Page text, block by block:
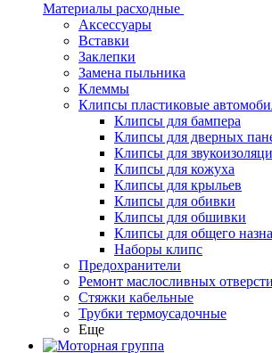
Материалы расходные
Аксессуары
Вставки
Заклепки
Замена пыльника
Клеммы
Клипсы пластиковые
Клипсы для бампера
Клипсы для дверных
Клипсы для
Клипсы для кожуха
Клипсы для крыльев
Клипсы для обивки
Клипсы для обшивки
Клипсы для общего
Наборы клипс
Предохранители
Ремонт маслосливных
Стяжки кабельные
Трубки термоусадочные
Еще